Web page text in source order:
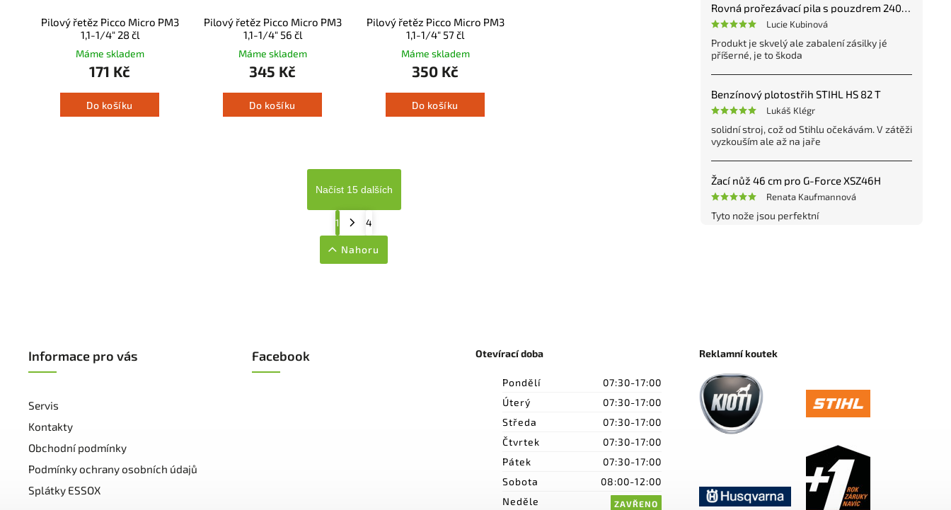
Rovná prořezávací pila s pouzdrem 240 mm
Lucie Kubinová
Produkt je skvelý ale zabalení zásilky jé
příšerné, je to škoda
Benzínový plotostřih STIHL HS 82 T
Lukáš Klégr
solidní stroj, což od Stihlu očekávám. V zátěži
vyzkouším ale až na jaře
Žací nůž 46 cm pro G-Force XSZ46H
Renata Kaufmannová
Tyto nože jsou perfektní
Pilový řetěz Picco Micro PM3
1,1-1/4" 28 čl
Máme skladem
171 Kč
Do košíku
Pilový řetěz Picco Micro PM3
1,1-1/4" 56 čl
Máme skladem
345 Kč
Do košíku
Pilový řetěz Picco Micro PM3
1,1-1/4" 57 čl
Máme skladem
350 Kč
Do košíku
Načíst 15 dalších
1 4
Nahoru
Informace pro vás
Servis
Kontakty
Obchodní podmínky
Podmínky ochrany osobních údajů
Splátky ESSOX
Facebook Otevírací doba
Pondělí
07:30-17:00
Úterý
07:30-17:00
Středa
07:30-17:00
Čtvrtek
07:30-17:00
Pátek
07:30-17:00
Sobota
08:00-12:00
Neděle
ZAVŘENO
Reklamní koutek